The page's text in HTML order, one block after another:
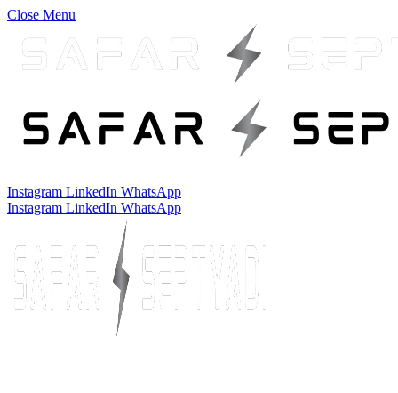
Close Menu
Instagram LinkedIn WhatsApp
Instagram LinkedIn WhatsApp